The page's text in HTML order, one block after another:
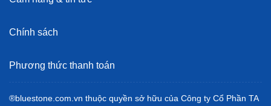
Chính sách
Phương thức thanh toán
®bluestone.com.vn thuộc quyền sở hữu của Công ty Cổ Phần TA